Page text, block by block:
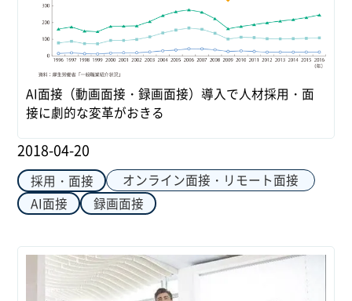
AI面接（動画面接・録画面接）導入で人材採用・面
接に劇的な変革がおきる
2018-04-20
採用・面接
オンライン面接・リモート面接
AI面接
録画面接